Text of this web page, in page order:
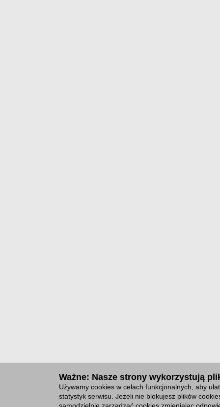
Ważne: Nasze strony wykorzystują
Używamy cookies w celach funkcjonalnych, aby
statystyk serwisu. Jeżeli nie blokujesz plików